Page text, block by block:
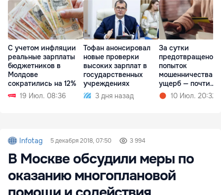
С учетом инфляции
реальные зарплаты
бюджетников в
Молдове
сократились на 12%
19 Июл. 08:36
Тофан анонсировал
новые проверки
высоких зарплат в
государственных
учреждениях
3 дня назад
За сутки
предотвращено
попыток
мошенничества,
ущерб — почти
миллион леев
10 Июл. 20:32
Infotag 5 декабря 2018, 07:50 3 994
В Москве обсудили меры по
оказанию многоплановой